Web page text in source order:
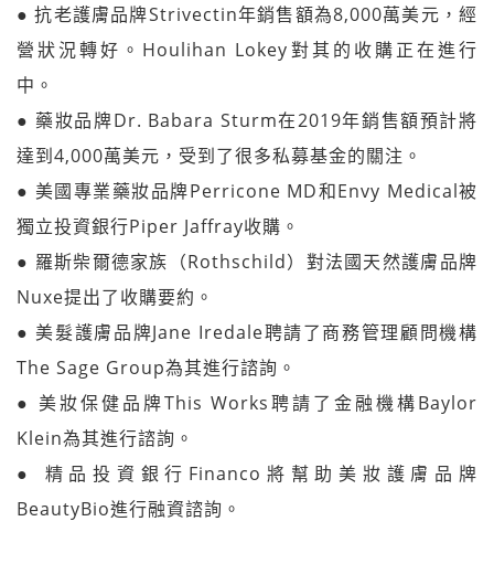
● 抗老護膚品牌Strivectin年銷售額為8,000萬美元，經
營狀況轉好。Houlihan Lokey對其的收購正在進行
中。
● 藥妝品牌Dr. Babara Sturm在2019年銷售額預計將
達到4,000萬美元，受到了很多私募基金的關注。
● 美國專業藥妝品牌Perricone MD和Envy Medical被
獨立投資銀行Piper Jaffray收購。
● 羅斯柴爾德家族（Rothschild）對法國天然護膚品牌
Nuxe提出了收購要約。
● 美髮護膚品牌Jane Iredale聘請了商務管理顧問機構
The Sage Group為其進行諮詢。
● 美妝保健品牌This Works聘請了金融機構Baylor
Klein為其進行諮詢。
● 精品投資銀行Financo將幫助美妝護膚品牌
BeautyBio進行融資諮詢。